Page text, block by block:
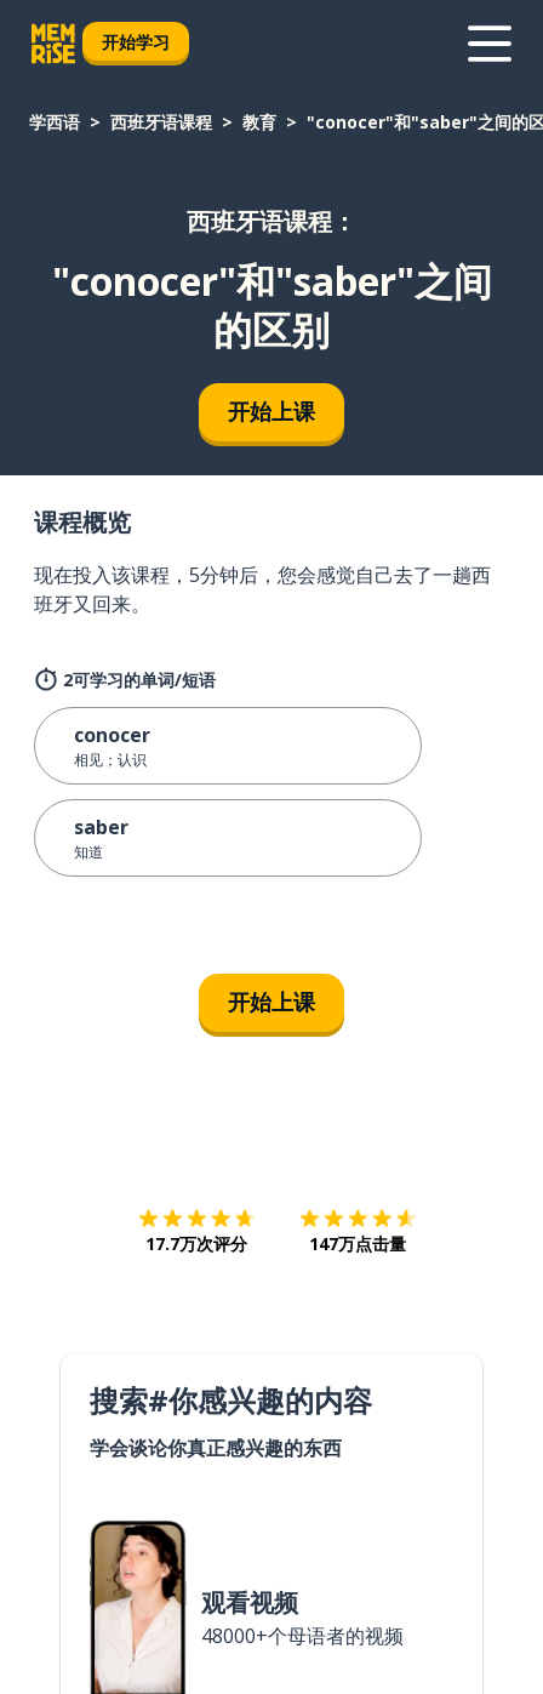
开始学习
学西语 西班牙语课程 教育 "conocer"和"saber"之间的
西班牙语课程：
"conocer"和"saber"之间
的区别
开始上课
课程概览
现在投入该课程，5分钟后，您会感觉自己去了一趟西
班牙又回来。
2可学习的单词/短语
conocer
相见；认识
saber
知道
开始上课
17.7万次评分 147万点击量
搜索#你感兴趣的内容
学会谈论你真正感兴趣的东西
观看视频
48000+个母语者的视频